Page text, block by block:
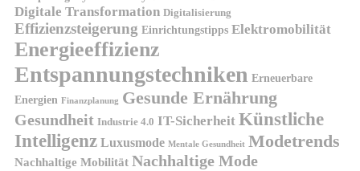
Digitale Transformation Digitalisierung
Effizienzsteigerung Einrichtungstipps Elektromobilität
Energieeffizienz
Entspannungstechniken Erneuerbare
Energien Finanzplanung Gesunde Ernährung
Gesundheit Industrie 4.0 IT-Sicherheit Künstliche
Intelligenz Luxusmode Mentale Gesundheit Modetrends
Nachhaltige Mobilität Nachhaltige Mode